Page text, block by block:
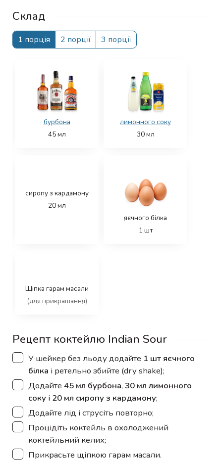
Склад
1 порція 2 порції 3 порції
бурбона
45мл
лимонного соку
30мл
сиропу з кардамону
20мл
яєчного білка
1 шт
Щіпка гарам масали
(для прикрашання)
Рецепт коктейлю Indian Sour
▢
У шейкер без льоду додайте 1 шт яєчного
білка і ретельно збийте (dry shake);
▢
Додайте 45 мл бурбона, 30 мл лимонного
соку і 20 мл сиропу з кардамону;
▢
Додайте лід і струсіть повторно;
▢
Процідіть коктейль в охолоджений
коктейльний келих;
▢
Прикрасьте щіпкою гарам масали.